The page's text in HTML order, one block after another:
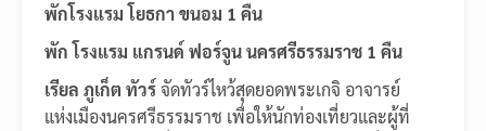
พักโรงแรม โยธกา ขนอม 1 คืน
พัก โรงแรม แกรนด์ ฟอร์จูน นครศรีธรรมราช 1 คืน
เรียล ภูเก็ต ทัวร์จัดทัวร์ไหว้สุดยอดพระเกจิ อาจารย์
แห่งเมืองนครศรีธรรมราช เพื่อให้นักท่องเที่ยวและผู้ที่